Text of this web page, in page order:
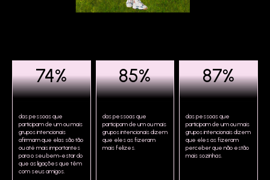
74%
das pessoas que
participam de um ou mais
grupos intencionais
afirmam que elas são tão
ou até mais importantes
para o seu bem-estar do
que as ligações que têm
com seus amigos.
85%
das pessoas que
participam de um ou mais
grupos intencionais dizem
que eles as fizeram
mais felizes.
87%
das pessoas que
participam de um ou mais
grupos intencionais dizem
que eles as fizeram
perceber que não estão
mais sozinhas.